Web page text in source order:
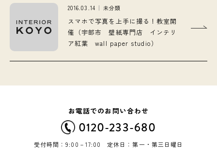
2016.03.14 未分類
スマホで写真を上手に撮る！教室開
催（宇部市 壁紙専門店 インテリ
ア紅葉 wall paper studio）
お電話でのお問い合わせ
0120-233-680
受付時間：9:00－17:00 定休日：第一・第三日曜日